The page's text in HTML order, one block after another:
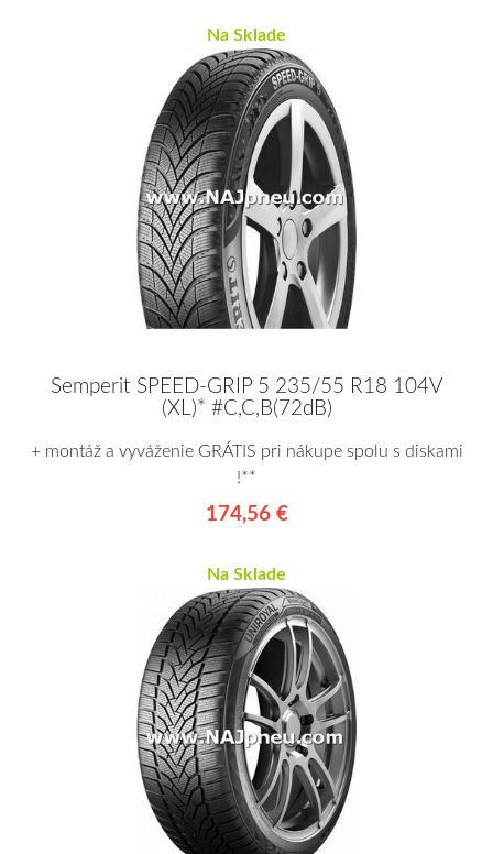
Na Sklade
Semperit SPEED-GRIP 5 235/55 R18 104V
(XL)* #C,C,B(72dB)
+ montáž a vyváženie GRÁTIS pri nákupe spolu s diskami
!**
174,56 €
Na Sklade